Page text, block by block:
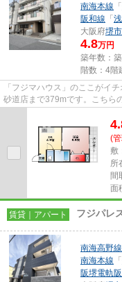
南海本線 「
阪和線 「
大阪府堺
4.8万円
築年数：
階数：4階
「フジマハウス」のここがイ
砂道店まで379mです。こちら
(
敷
所
間
面
賃貸｜アパート フジパレ
南海高野線
南海本線 「
阪堺電軌